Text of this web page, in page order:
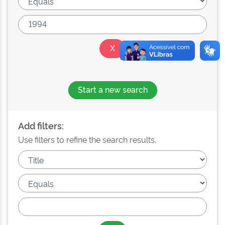
Start a new search
Add filters:
Use filters to refine the search results.